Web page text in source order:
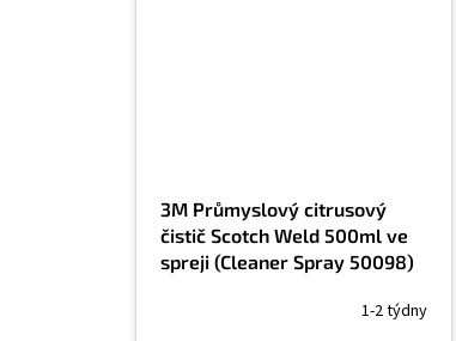
3M Průmyslový citrusový
čistič Scotch Weld 500ml ve
spreji (Cleaner Spray 50098)
1-2 týdny